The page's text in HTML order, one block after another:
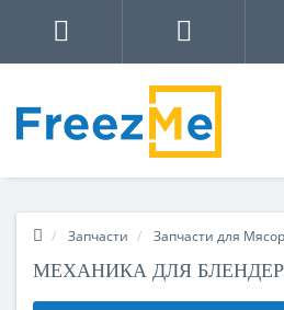
Запчасти Запчасти для
МЕХАНИКА ДЛЯ